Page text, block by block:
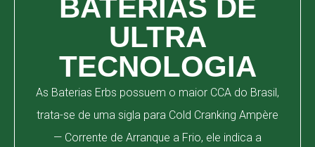
BATERIAS DE
ULTRA
TECNOLOGIA
As Baterias Erbs possuem o maior CCA do Brasil,
trata-se de uma sigla para Cold Cranking Ampère
— Corrente de Arranque a Frio, ele indica a